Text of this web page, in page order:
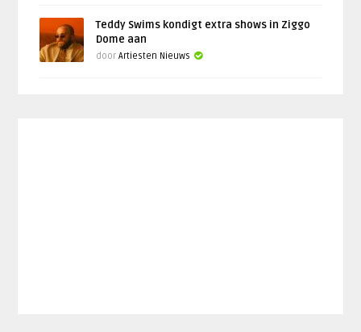
Teddy Swims kondigt extra shows in Ziggo
Dome aan
doorArtiesten Nieuws